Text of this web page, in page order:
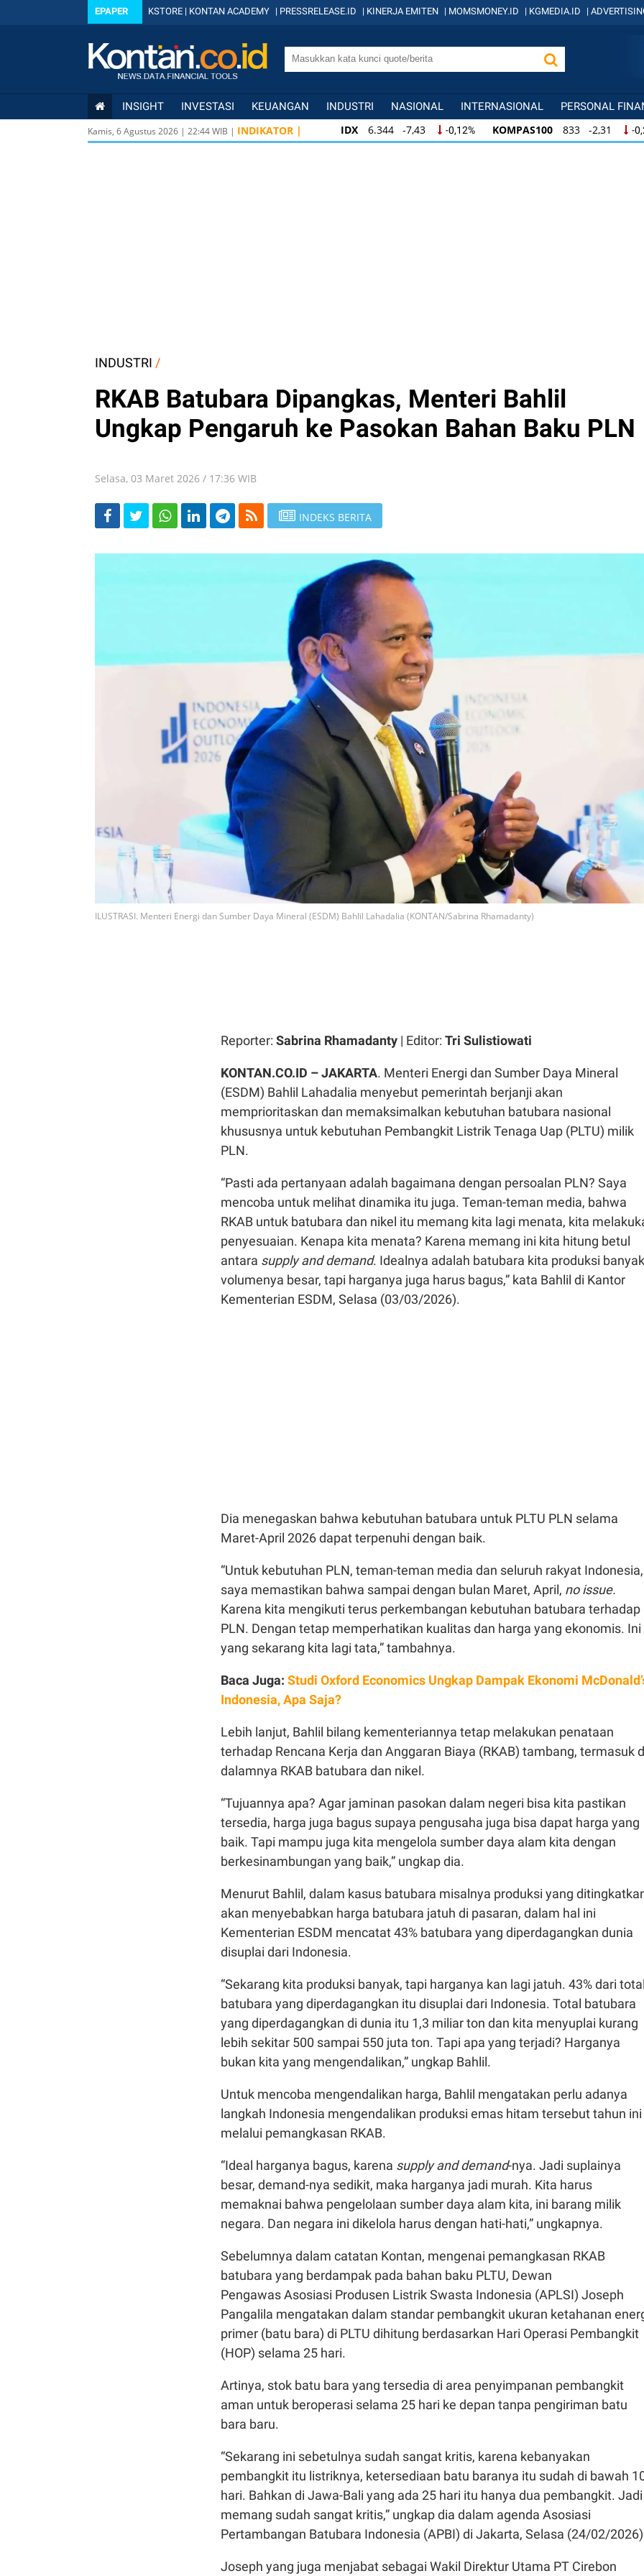
EPAPER KSTORE | KONTAN ACADEMY | PRESSRELEASE.ID | KINERJA EMITEN | MOMSMONEY.ID | KGMEDIA.ID |
INSIGHT INVESTASI KEUANGAN INDUSTRI NASIONAL INTERNASIONAL PERSONAL
Kamis, 6 Agustus 2026 | 22:44WIB | INDIKATOR | IDX 6.344 -7,43 -0,12% KOMPAS100 833 -2,31 -
IDX 6.344 -7,43 -0,12% KOMPAS100 833 -2,31 -
INDUSTRI /
RKAB Batubara Dipangkas, Menteri Bahlil
Ungkap Pengaruh ke Pasokan Bahan Baku PLN
Selasa, 03 Maret 2026 / 17:36 WIB
INDEKS BERITA
ILUSTRASI. Menteri Energi dan Sumber Daya Mineral (ESDM) Bahlil Lahadalia (KONTAN/Sabrina Rhamadanty)
Reporter: Sabrina Rhamadanty | Editor: Tri Sulistiowati
KONTAN.CO.ID – JAKARTA. Menteri Energi dan Sumber Daya Mineral
(ESDM) Bahlil Lahadalia menyebut pemerintah berjanji akan
memprioritaskan dan memaksimalkan kebutuhan batubara nasional
khususnya untuk kebutuhan Pembangkit Listrik Tenaga Uap (PLTU) milik
PLN.
“Pasti ada pertanyaan adalah bagaimana dengan persoalan PLN? Saya
mencoba untuk melihat dinamika itu juga. Teman-teman media, bahwa
RKAB untuk batubara dan nikel itu memang kita lagi menata, kita
penyesuaian. Kenapa kita menata? Karena memang ini kita hitung betul
antara supply and demand. Idealnya adalah batubara kita produksi
volumenya besar, tapi harganya juga harus bagus,” kata Bahlil di Kantor
Kementerian ESDM, Selasa (03/03/2026).
Dia menegaskan bahwa kebutuhan batubara untuk PLTU PLN selama
Maret-April 2026 dapat terpenuhi dengan baik.
“Untuk kebutuhan PLN, teman-teman media dan seluruh rakyat Indonesia,
saya memastikan bahwa sampai dengan bulan Maret, April, no issue.
Karena kita mengikuti terus perkembangan kebutuhan batubara terhadap
PLN. Dengan tetap memperhatikan kualitas dan harga yang ekonomis. Ini
yang sekarang kita lagi tata,” tambahnya.
Baca Juga: Studi Oxford Economics Ungkap Dampak Ekonomi
Indonesia, Apa Saja?
Lebih lanjut, Bahlil bilang kementeriannya tetap melakukan penataan
terhadap Rencana Kerja dan Anggaran Biaya (RKAB) tambang, termasuk
dalamnya RKAB batubara dan nikel.
“Tujuannya apa? Agar jaminan pasokan dalam negeri bisa kita pastikan
tersedia, harga juga bagus supaya pengusaha juga bisa dapat harga yang
baik. Tapi mampu juga kita mengelola sumber daya alam kita dengan
berkesinambungan yang baik,” ungkap dia.
Menurut Bahlil, dalam kasus batubara misalnya produksi yang
akan menyebabkan harga batubara jatuh di pasaran, dalam hal ini
Kementerian ESDM mencatat 43% batubara yang diperdagangkan dunia
disuplai dari Indonesia.
“Sekarang kita produksi banyak, tapi harganya kan lagi jatuh. 43% dari total
batubara yang diperdagangkan itu disuplai dari Indonesia. Total batubara
yang diperdagangkan di dunia itu 1,3 miliar ton dan kita menyuplai kurang
lebih sekitar 500 sampai 550 juta ton. Tapi apa yang terjadi? Harganya
bukan kita yang mengendalikan,” ungkap Bahlil.
Untuk mencoba mengendalikan harga, Bahlil mengatakan perlu adanya
langkah Indonesia mengendalikan produksi emas hitam tersebut tahun ini
melalui pemangkasan RKAB.
“Ideal harganya bagus, karena supply and demand-nya. Jadi suplainya
besar, demand-nya sedikit, maka harganya jadi murah. Kita harus
memaknai bahwa pengelolaan sumber daya alam kita, ini barang milik
negara. Dan negara ini dikelola harus dengan hati-hati,” ungkapnya.
Sebelumnya dalam catatan Kontan, mengenai pemangkasan RKAB
batubara yang berdampak pada bahan baku PLTU, Dewan
PengawasAsosiasi Produsen Listrik Swasta Indonesia (APLSI) Joseph
Pangalila mengatakan dalam standar pembangkit ukuran ketahanan
primer (batu bara) di PLTU dihitung berdasarkan Hari Operasi Pembangkit
(HOP) selama 25 hari.
Artinya, stok batu bara yang tersedia di area penyimpanan pembangkit
aman untuk beroperasi selama 25 hari ke depan tanpa pengiriman batu
bara baru.
“Sekarang ini sebetulnya sudah sangat kritis, karena kebanyakan
pembangkit itu listriknya, ketersediaan batu baranya itu sudah di bawah
hari. Bahkan di Jawa-Bali yang ada 25 hari itu hanya dua pembangkit. Jadi
memang sudah sangat kritis,” ungkap dia dalam agenda Asosiasi
Pertambangan Batubara Indonesia (APBI) di Jakarta, Selasa (24/02/
Joseph yang juga menjabat sebagai Wakil Direktur Utama PT Cirebon